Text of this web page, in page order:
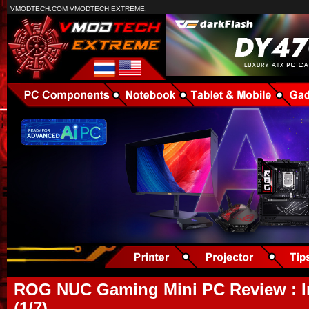
VMODTECH.COM VMODTECH EXTREME.
ROG NUC Gaming Mini PC Review :